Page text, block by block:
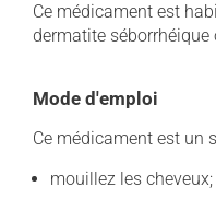
Ce médicament est
dermatite
Mode d'emploi
Ce médicament est un
mouillez les cheveux;